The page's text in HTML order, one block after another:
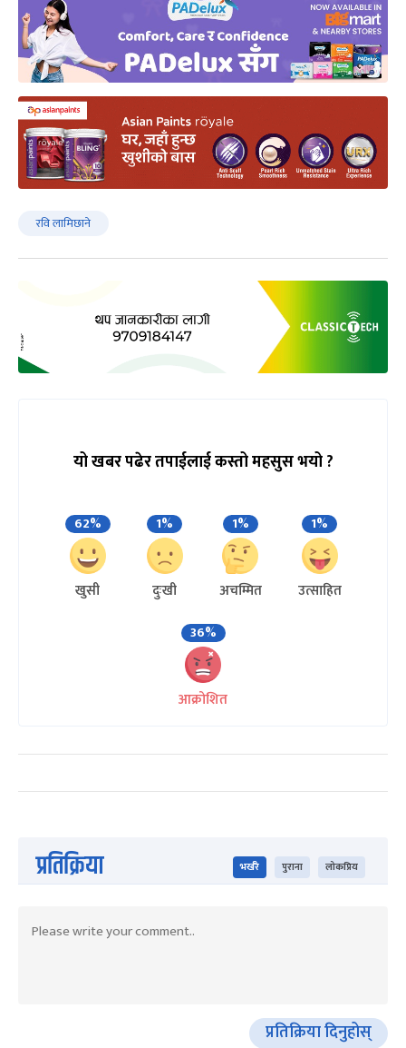
रवि लामिछाने
यो खबर पढेर तपाईलाई कस्तो महसुस भयो ?
62%
खुसी
1%
दुःखी
1%
अचम्मित
1%
उत्साहित
36%
आक्रोशित
प्रतिक्रिया भर्खरै पुराना लोकप्रिय
प्रतिक्रिया दिनुहोस्